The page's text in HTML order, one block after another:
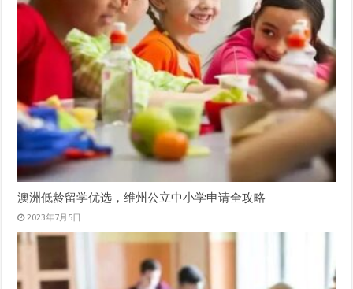
澳洲低龄留学优选，维州公立中小学申请全攻略
2023年7月5日